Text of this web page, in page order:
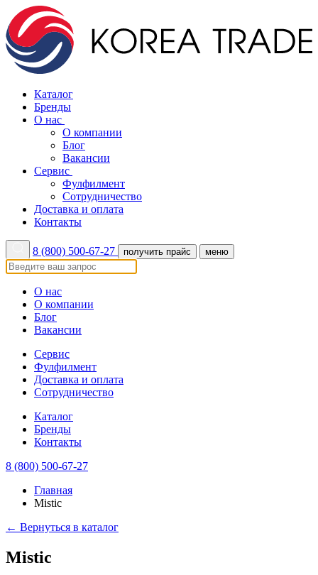
Каталог
Бренды
О нас
О компании
Блог
Вакансии
Сервис
Фулфилмент
Сотрудничество
Доставка и оплата
Контакты
8 (800) 500-67-27 получить прайс меню
О нас
О компании
Блог
Вакансии
Сервис
Фулфилмент
Доставка и оплата
Сотрудничество
Каталог
Бренды
Контакты
8 (800) 500-67-27
Главная
Mistic
← Вернуться в каталог
Mistic